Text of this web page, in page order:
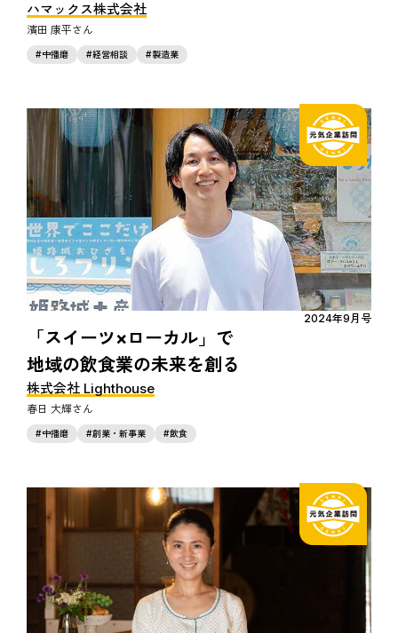
ハマックス株式会社
濱田 康平
中播磨 経営相談 製造業
2024年9月号
「スイーツ×ローカル」で
地域の飲食業の未来を創る
株式会社 Lighthouse
春日 大輝
中播磨 創業・新事業 飲食